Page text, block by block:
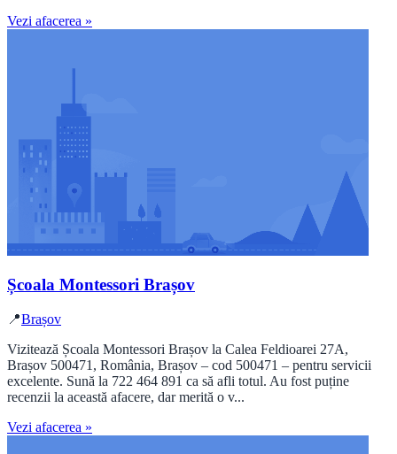
Vezi afacerea »
Școala Montessori Brașov
📍Brașov
Vizitează Școala Montessori Brașov la Calea Feldioarei 27A,
Brașov 500471, România, Brașov – cod 500471 – pentru servicii
excelente. Sună la 722 464 891 ca să afli totul. Au fost puține
recenzii la această afacere, dar merită o v...
Vezi afacerea »